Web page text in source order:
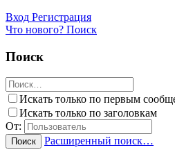
Вход Регистрация
Что нового? Поиск
Поиск
Искать только по первым
Искать только по заголовкам
От:
Поиск Расширенный поиск…